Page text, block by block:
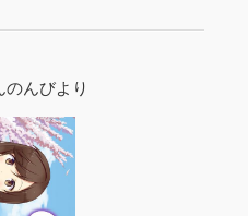
のんびより